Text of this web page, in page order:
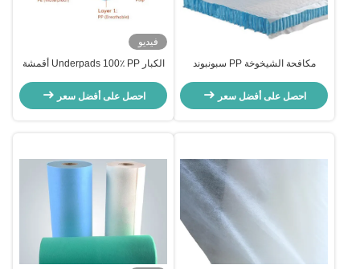
مكافحة الشيخوخة PP سبونبوند
الربيع
احصل على أفضل سعر
فيديو
الكبار Underpads 100٪ PP أقمشة
ماء
احصل على أفضل سعر